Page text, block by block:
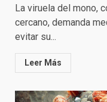
La viruela del mono,
cercano, demanda
evitar su...
Leer Más